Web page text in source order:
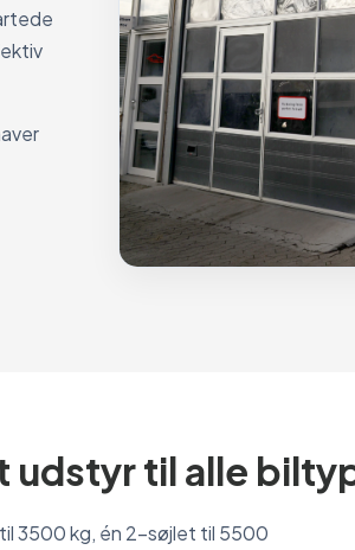
udstyr til alle
3500 kg, én 2-søjlet til 5500